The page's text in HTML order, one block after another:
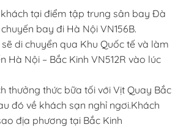
tại điểm tập trung sân bay Đà
bay đi Hà Nội VN156B.
di chuyển qua Khu Quốc tế và làm
Hà Nội – Bắc Kinh VN512R vào lúc
thưởng thức bữa tối với Vịt Quay Bắc
đó về khách sạn nghỉ ngơi.Khách
địa phương tại Bắc Kinh